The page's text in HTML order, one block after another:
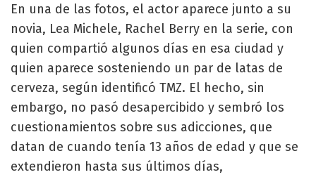
En una de las fotos, el actor aparece junto a su
novia, Lea Michele, Rachel Berry en la serie, con
quien compartió algunos días en esa ciudad y
quien aparece sosteniendo un par de latas de
cerveza, según identificó TMZ. El hecho, sin
embargo, no pasó desapercibido y sembró los
cuestionamientos sobre sus adicciones, que
datan de cuando tenía 13 años de edad y que se
extendieron hasta sus últimos días,